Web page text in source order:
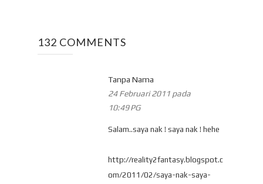
132 COMMENTS
Tanpa Nama
24 Februari 2011 pada
10:49 PG
Salam..saya nak ! saya nak ! hehe
http://reality2fantasy.blogspot.c
om/2011/02/saya-nak-saya-